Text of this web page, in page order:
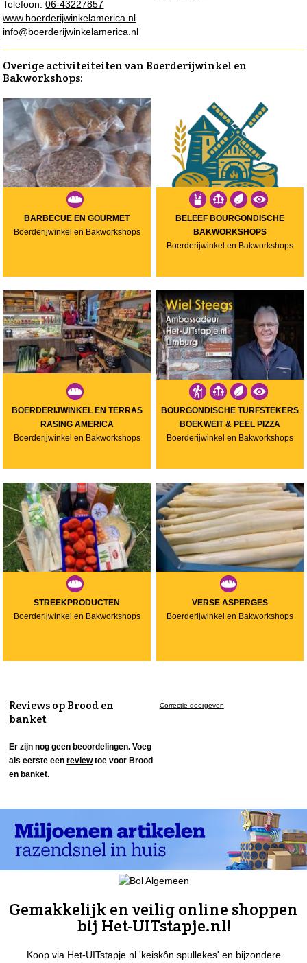
Telefoon:06-43227857
www.boerderijwinkelamerica.nl
info@boerderijwinkelamerica.nl
Overige activiteiteiten van Boerderijwinkel en
Bakworkshops:
BARBECUE EN GOURMET
Boerderijwinkel en Bakworkshops
BELEEF BOURGONDISCHE
BAKWORKSHOPS
Boerderijwinkel en Bakworkshops
BOERDERIJWINKEL EN TERRAS
RASING AMERICA
Boerderijwinkel en Bakworkshops
BOURGONDISCHE TURFSTEKERS
BOEKWEIT & PEEL PIZZA
Boerderijwinkel en Bakworkshops
STREEKPRODUCTEN
Boerderijwinkel en Bakworkshops
VERSE ASPERGES
Boerderijwinkel en Bakworkshops
Reviews op Brood en
banket
Er zijn nog geen beoordelingen. Voeg
als eerste eenreviewtoe voor Brood
en banket.
Correctie doorgeven
Gemakkelijk en veilig online shoppen
bij Het-UITstapje.nl!
Koop via Het-UITstapje.nl 'keiskôn spullekes' en bijzondere